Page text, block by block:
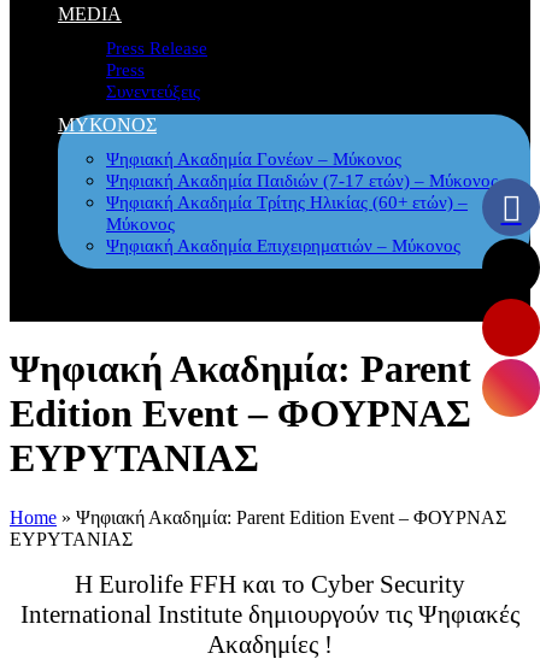
MEDIA
Press Release
Press
Συνεντεύξεις
ΜΥΚΟΝΟΣ
Ψηφιακή Ακαδημία Γονέων – Μύκονος
Ψηφιακή Ακαδημία Παιδιών (7-17 ετών) – Μύκονος
Ψηφιακή Ακαδημία Τρίτης Ηλικίας (60+ ετών) –
Μύκονος
Ψηφιακή Ακαδημία Επιχειρηματιών – Μύκονος
Ψηφιακή Ακαδημία: Parent
Edition Event – ΦΟΥΡΝΑΣ
ΕΥΡΥΤΑΝΙΑΣ
Home » Ψηφιακή Ακαδημία: Parent Edition Event – ΦΟΥΡΝΑΣ
ΕΥΡΥΤΑΝΙΑΣ
Η Eurolife FFH και το Cyber Security
International Institute δημιουργούν τις Ψηφιακές
Ακαδημίες !